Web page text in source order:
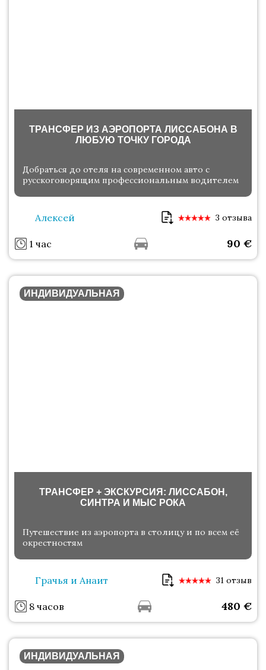
ТРАНСФЕР ИЗ АЭРОПОРТА ЛИССАБОНА В
ЛЮБУЮ ТОЧКУ ГОРОДА
Добраться до отеля на современном авто с
русскоговорящим профессиональным водителем
Алексей 3 отзыва
1 час 90 €
ИНДИВИДУАЛЬНАЯ
ТРАНСФЕР + ЭКСКУРСИЯ: ЛИССАБОН,
СИНТРА И МЫС РОКА
Путешествие из аэропорта в столицу и по всем её
окрестностям
Грачья и Анаит 31 отзыв
8 часов 480 €
ИНДИВИДУАЛЬНАЯ